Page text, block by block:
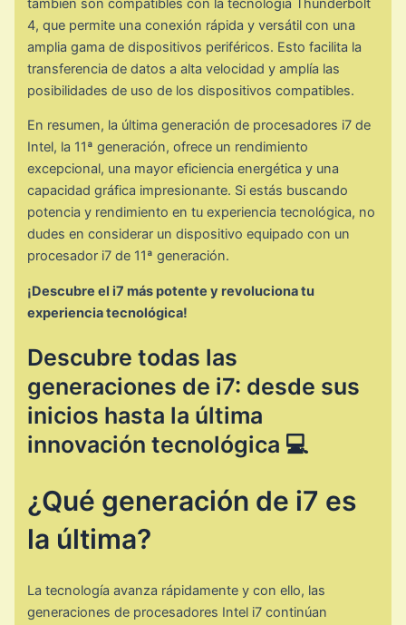
también son compatibles con la tecnología Thunderbolt
4, que permite una conexión rápida y versátil con una
amplia gama de dispositivos periféricos. Esto facilita la
transferencia de datos a alta velocidad y amplía las
posibilidades de uso de los dispositivos compatibles.
En resumen, la última generación de procesadores i7 de
Intel, la 11ª generación, ofrece un rendimiento
excepcional, una mayor eficiencia energética y una
capacidad gráfica impresionante. Si estás buscando
potencia y rendimiento en tu experiencia tecnológica, no
dudes en considerar un dispositivo equipado con un
procesador i7 de 11ª generación.
¡Descubre el i7 más potente y revoluciona tu
experiencia tecnológica!
Descubre todas las
generaciones de i7: desde sus
inicios hasta la última
innovación tecnológica 💻
¿Qué generación de i7 es
la última?
La tecnología avanza rápidamente y con ello, las
generaciones de procesadores Intel i7 continúan